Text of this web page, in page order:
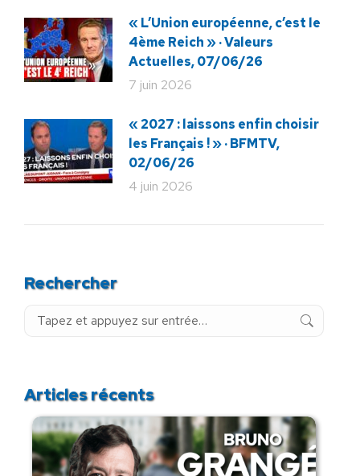
« L’Union européenne, c’est le
4ème Reich » · Valeurs
Actuelles, 07/06/26
7 juin 2026
« 2027 : laissons enfin choisir
les Français ! » · BFMTV,
02/06/26
4 juin 2026
Rechercher
Recherche
Articles récents